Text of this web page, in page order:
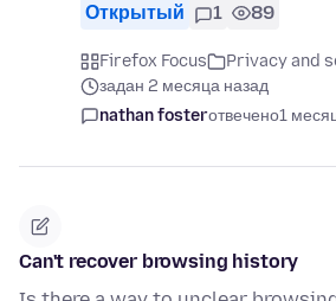
Открытый 1 89
Firefox Focus
Privacy and
задан 2 месяца назад
nathan fosterотвечено1
Can't recover browsing history